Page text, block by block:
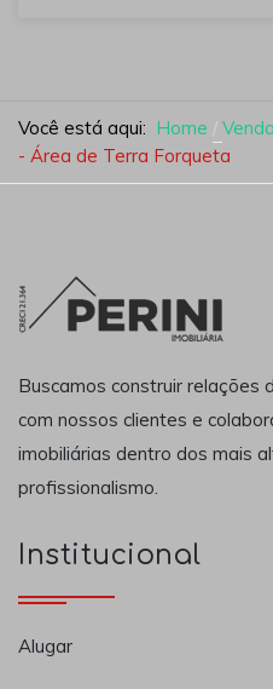
Você está aqui: Home Venda
- Área de Terra Forqueta
Buscamos construir relações
com nossos clientes e
imobiliárias dentro dos mais
profissionalismo.
Institucional
Alugar